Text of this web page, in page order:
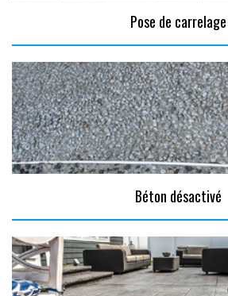
Pose de carrelage
Béton désactivé